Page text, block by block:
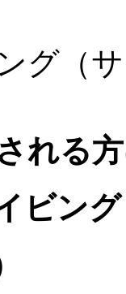
グ（
れる
ビング